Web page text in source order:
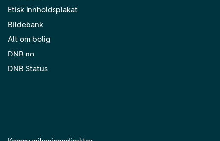
Etisk innholdsplakat
Bildebank
Alt om bolig
DNB.no
DNB Status